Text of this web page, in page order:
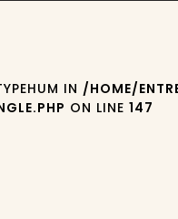
IN /HOME/
ON LINE147